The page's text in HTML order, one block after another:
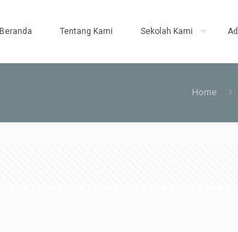
Beranda Tentang Kami Sekolah Kami
Home